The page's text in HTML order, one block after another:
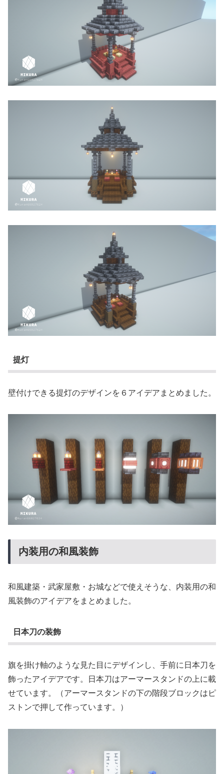
提灯
壁付けできる提灯のデザインを６アイデアまとめました。
内装用の和風装飾
和風建築・武家屋敷・お城などで使えそうな、内装用の和
風装飾のアイデアをまとめました。
日本刀の装飾
旗を掛け軸のような見た目にデザインし、手前に日本刀を
飾ったアイデアです。日本刀はアーマースタンドの上に載
せています。（アーマースタンドの下の階段ブロックはピ
ストンで押して作っています。）